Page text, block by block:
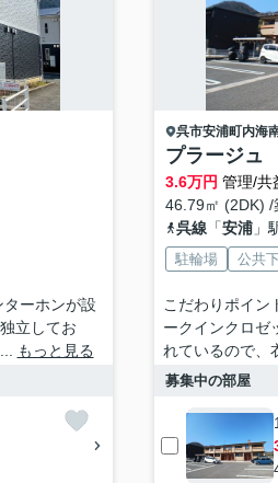
ーホンが設
立してお
もっと見る
呉市安浦町内海
プラージュ
3.6万円 管理/共
46.79㎡ (2DK) /
呉線「安浦」
駐輪場 公共
こだわりポイン
ークインクロゼ
れているので、
募集中の部屋